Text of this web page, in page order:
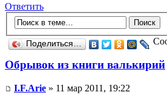
Ответить
Поделиться…
Обрывок из книги валькирий
I.F.Arie » 11 мар 2011, 19:22